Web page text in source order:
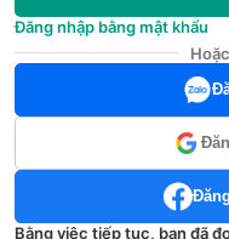
Đăng nhập bằng mật khẩu
Bằng việc tiếp tục, bạn đã